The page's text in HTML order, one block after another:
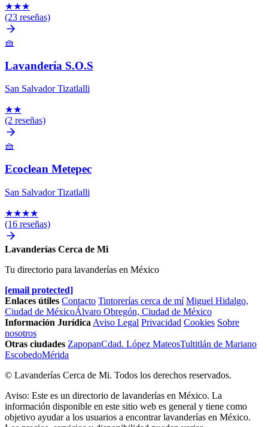
★★★
(23 reseñas)
🧺
Lavandería S.O.S
San Salvador Tizatlalli
★★
(2 reseñas)
🧺
Ecoclean Metepec
San Salvador Tizatlalli
★★★★
(16 reseñas)
Lavanderías Cerca de Mi
Tu directorio para lavanderías en México
[email protected]
Enlaces útiles Contacto Tintorerías cerca de mí Miguel Hidalgo,
Ciudad de MéxicoÁlvaro Obregón, Ciudad de México
Información Jurídica Aviso Legal Privacidad Cookies Sobre
nosotros
Otras ciudades ZapopanCdad. López MateosTultitlán de Mariano
EscobedoMérida
© Lavanderías Cerca de Mi. Todos los derechos reservados.
Aviso: Este es un directorio de lavanderías en México. La
información disponible en este sitio web es general y tiene como
objetivo ayudar a los usuarios a encontrar lavanderías en México.